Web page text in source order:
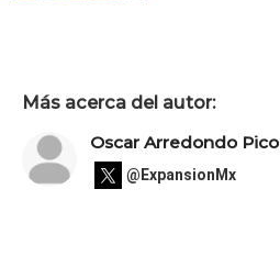
Más acerca del autor:
Oscar Arredondo Pico
@ExpansionMx